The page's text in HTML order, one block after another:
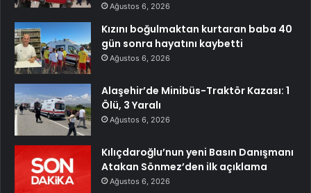
Ağustos 6, 2026
Kızını boğulmaktan kurtaran baba 40
gün sonra hayatını kaybetti
Ağustos 6, 2026
Alaşehir’de Minibüs-Traktör Kazası: 1
Ölü, 3 Yaralı
Ağustos 6, 2026
Kılıçdaroğlu’nun yeni Basın Danışmanı
Atakan Sönmez’den ilk açıklama
Ağustos 6, 2026